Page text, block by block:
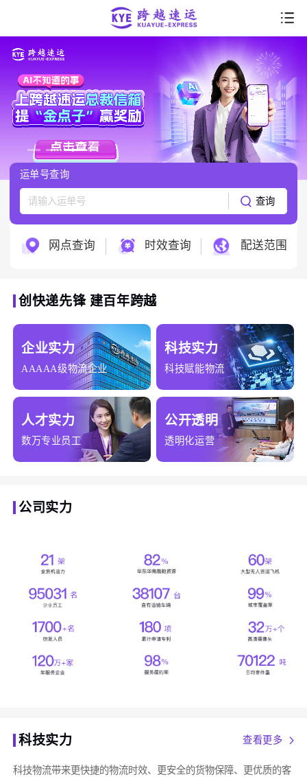
首页
走进跨越
产品服务
行业解决方案
服务支持
跨越科技
运单号查询
查询
网点查询 时效查询 配送范围
创快递先锋 建百年跨越
企业实力
AAAAA级物流企业
科技实力
科技赋能物流
人才实力
数万专业员工
公开透明
透明化运营
公司实力
科技实力 查看更多
科技物流带来更快捷的物流时效、更安全的货物保障、更优质的客